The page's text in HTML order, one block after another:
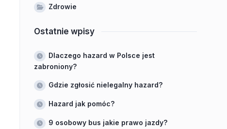
Zdrowie
Ostatnie wpisy
Dlaczego hazard w Polsce jest
zabroniony?
Gdzie zgłosić nielegalny hazard?
Hazard jak pomóc?
9 osobowy bus jakie prawo jazdy?